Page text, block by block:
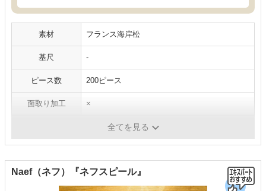
素材 フランス海岸松
基尺 -
ピース数 200ピース
面取り加工 ×
10カ月～全てを見る
Naef（ネフ）『ネフスピール』